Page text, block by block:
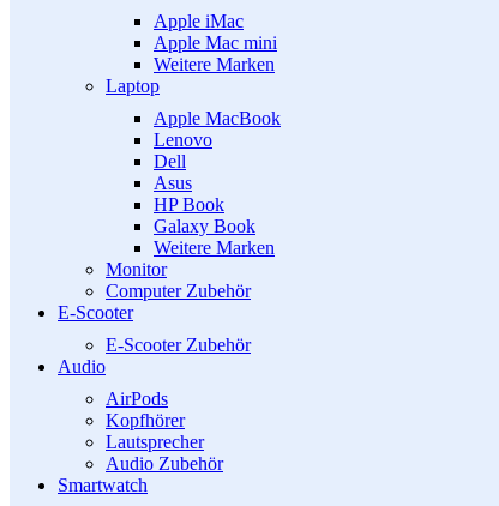
Apple iMac
Apple Mac mini
Weitere Marken
Laptop
Apple MacBook
Lenovo
Dell
Asus
HP Book
Galaxy Book
Weitere Marken
Monitor
Computer Zubehör
E-Scooter
E-Scooter Zubehör
Audio
AirPods
Kopfhörer
Lautsprecher
Audio Zubehör
Smartwatch